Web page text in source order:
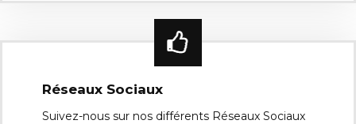
Réseaux Sociaux
Suivez-nous sur nos différents Réseaux Sociaux